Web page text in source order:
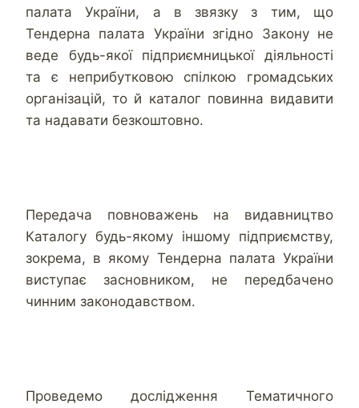
палата України, а в звязку з тим, що
Тендерна палата України згідно Закону не
веде будь-якої підприємницької діяльності
та є неприбутковою спілкою громадських
організацій, то й каталог повинна видавити
та надавати безкоштовно.
Передача повноважень на видавництво
Каталогу будь-якому іншому підприємству,
зокрема, в якому Тендерна палата України
виступає засновником, не передбачено
чинним законодавством.
Проведемо дослідження Тематичного